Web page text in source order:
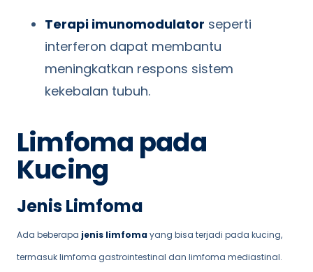
Terapi imunomodulator seperti
interferon dapat membantu
meningkatkan respons sistem
kekebalan tubuh.
Limfoma pada
Kucing
Jenis Limfoma
Ada beberapa jenis limfomayang bisa terjadi pada kucing,
termasuk limfoma gastrointestinal dan limfoma mediastinal.